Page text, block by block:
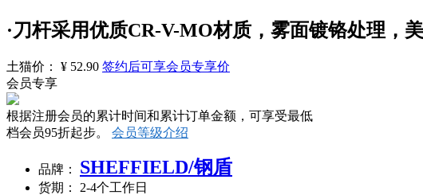
·刀杆采用优质CR-V-MO材质，雾面镀铬处理，
土猫价： ¥ 52.90 签约后可享会员专享价
会员专享
根据注册会员的累计时间和累计订单金额，可享受最低
档会员95折起步。 会员等级介绍
品牌： SHEFFIELD/钢盾
货期： 2-4个工作日